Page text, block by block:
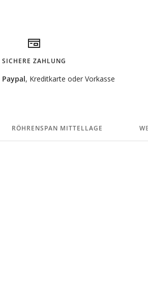
SICHERE ZAHLUNG
Paypal, Kreditkarte oder Vorkasse
RÖHRENSPAN MITTELLAGE